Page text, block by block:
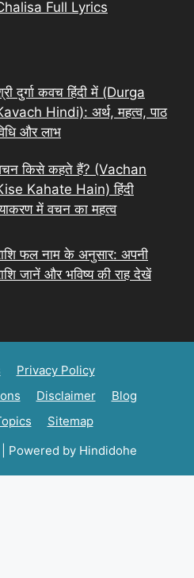
Full Lyrics
दुर्गा कवच हिंदी में (Durga
Hindi): अर्थ, महत्व, पाठ
और लाभ
किसे कहते हैं? (Vachan
Kahate Hain) हिंदी
में वचन का महत्व
फल नाम के अनुसार: अपनी
जानें और भविष्य की राह देखें
Privacy Policy
Disclaimer
Blog
Sitemap
Powered by Hindidohe